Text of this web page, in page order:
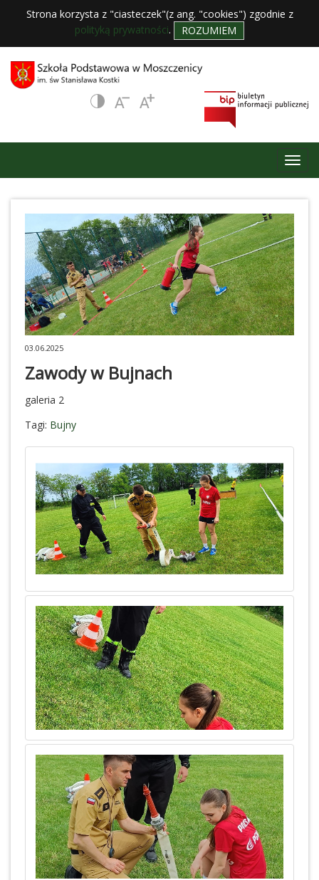
Strona korzysta z "ciasteczek"(z ang. "cookies") zgodnie z
polityką prywatności. ROZUMIEM
03.06.2025
Zawody w Bujnach
galeria 2
Tagi: Bujny